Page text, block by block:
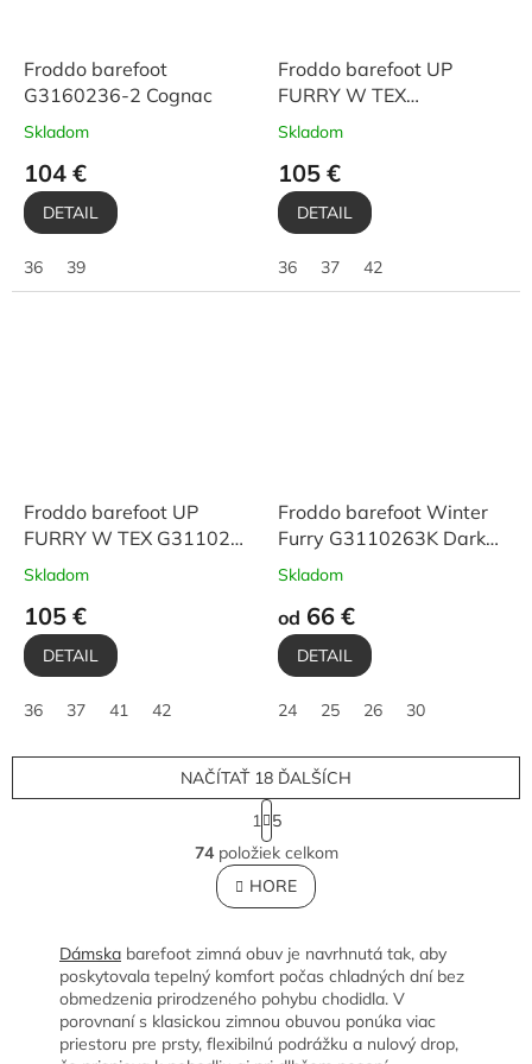
Froddo barefoot
G3160236-2 Cognac
Skladom
104 €
DETAIL
36 39
Froddo barefoot UP
FURRY W TEX
G3110269-4 Black
Skladom
105 €
DETAIL
36 37 42
Froddo barefoot UP
FURRY W TEX G3110269
Cognac
Skladom
105 €
DETAIL
36 37 41 42
Froddo barefoot Winter
Furry G3110263K Dark
Blue
Skladom
od 66 €
DETAIL
24 25 26 30
O
v
l
á
a
c
i
e
p
NAČÍTAŤ 18 ĎALŠÍCH
S
t
r
á
n
k
v
a
n
i
e
1 5
74položiek celkom
HORE
Dámska barefoot zimná obuv je navrhnutá tak, aby
poskytovala tepelný komfort počas chladných dní bez
obmedzenia prirodzeného pohybu chodidla. V
porovnaní s klasickou zimnou obuvou ponúka viac
priestoru pre prsty, flexibilnú podrážku a nulový drop,